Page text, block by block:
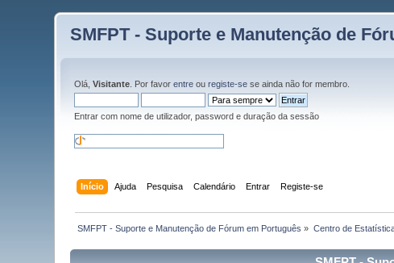
SMFPT - Suporte e Manutenção de
Olá,Visitante . Por favorentre ouregiste-se se ainda não for membro.
Entrar com nome de utilizador, password e duração da sessão
Início Ajuda Pesquisa Calendário Entrar Registe-se
SMFPT - Suporte e Manutenção de Fórum em Português » Centro de